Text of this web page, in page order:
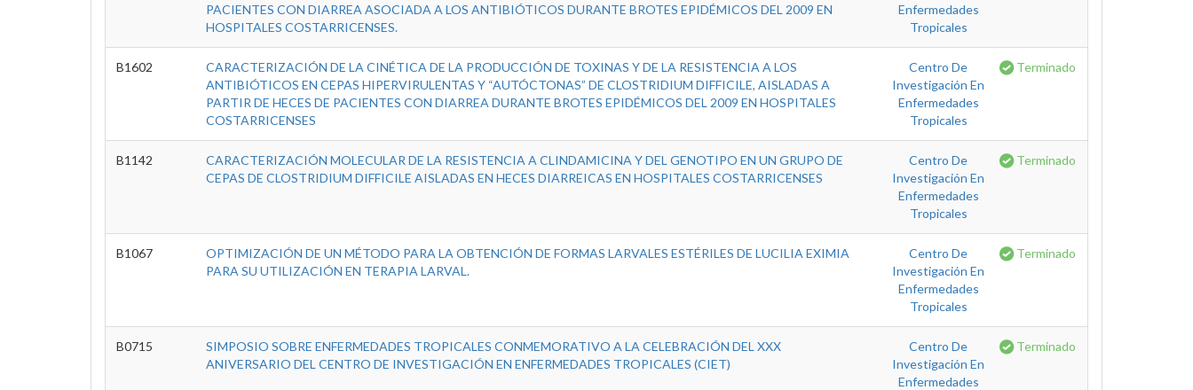
PACIENTES CON DIARREA ASOCIADA A LOS ANTIBIÓTICOS DURANTE BROTES EPIDÉMICOS DEL 2009 EN
HOSPITALES COSTARRICENSES.
Enfermedades
Tropicales
B1602
CARACTERIZACIÓN DE LA CINÉTICA DE LA PRODUCCIÓN DE TOXINAS Y DE LA RESISTENCIA A LOS
ANTIBIÓTICOS EN CEPAS HIPERVIRULENTAS Y “AUTÓCTONAS” DE CLOSTRIDIUM DIFFICILE, AISLADAS A
PARTIR DE HECES DE PACIENTES CON DIARREA DURANTE BROTES EPIDÉMICOS DEL 2009 EN HOSPITALES
COSTARRICENSES
Centro De
Investigación En
Enfermedades
Tropicales
Terminado
B1142
CARACTERIZACIÓN MOLECULAR DE LA RESISTENCIA A CLINDAMICINA Y DEL GENOTIPO EN UN GRUPO DE
CEPAS DE CLOSTRIDIUM DIFFICILE AISLADAS EN HECES DIARREICAS EN HOSPITALES COSTARRICENSES
Centro De
Investigación En
Enfermedades
Tropicales
Terminado
B1067
OPTIMIZACIÓN DE UN MÉTODO PARA LA OBTENCIÓN DE FORMAS LARVALES ESTÉRILES DE LUCILIA EXIMIA
PARA SU UTILIZACIÓN EN TERAPIA LARVAL.
Centro De
Investigación En
Enfermedades
Tropicales
Terminado
B0715
SIMPOSIO SOBRE ENFERMEDADES TROPICALES CONMEMORATIVO A LA CELEBRACIÓN DEL XXX
ANIVERSARIO DEL CENTRO DE INVESTIGACIÓN EN ENFERMEDADES TROPICALES (CIET)
Centro De
Investigación En
Enfermedades
Terminado